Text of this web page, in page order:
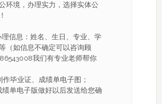
环境，办理实力，选择实体公
理信息：姓名、生日、专业、学
（如信息不确定可以咨询顾
我们有专业老师帮你
毕业证、成绩单电子图；
绩单电子版做好以后发送给您确